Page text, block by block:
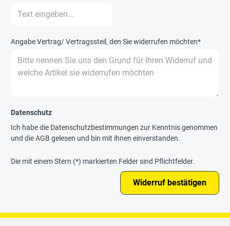
Angabe Vertrag/ Vertragssteil, den Sie widerrufen möchten*
Datenschutz
Ich habe die Datenschutzbestimmungen zur Kenntnis genommen
und dieAGB gelesen und bin mit ihnen einverstanden.
Die mit einem Stern (*) markierten Felder sind Pflichtfelder.
Widerruf bestätigen